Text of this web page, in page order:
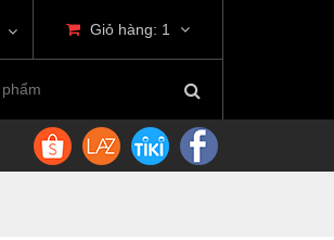
Giỏ hàng: 1